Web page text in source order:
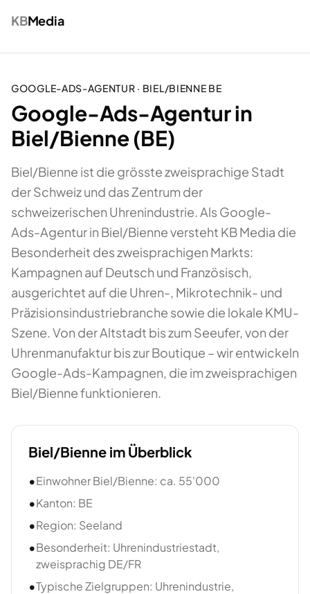
KBMedia
GOOGLE-ADS-AGENTUR · BIEL/BIENNE BE
Google-Ads-Agentur in
Biel/Bienne (BE)
Biel/Bienne ist die grösste zweisprachige Stadt
der Schweiz und das Zentrum der
schweizerischen Uhrenindustrie. Als Google-
Ads-Agentur in Biel/Bienne versteht KB Media die
Besonderheit des zweisprachigen Markts:
Kampagnen auf Deutsch und Französisch,
ausgerichtet auf die Uhren-, Mikrotechnik- und
Präzisionsindustriebranche sowie die lokale KMU-
Szene. Von der Altstadt bis zum Seeufer, von der
Uhrenmanufaktur bis zur Boutique – wir entwickeln
Google-Ads-Kampagnen, die im zweisprachigen
Biel/Bienne funktionieren.
Biel/Bienne im Überblick
•Einwohner Biel/Bienne: ca. 55'000
•Kanton: BE
•Region: Seeland
•Besonderheit: Uhrenindustriestadt,
zweisprachig DE/FR
•Typische Zielgruppen: Uhrenindustrie,